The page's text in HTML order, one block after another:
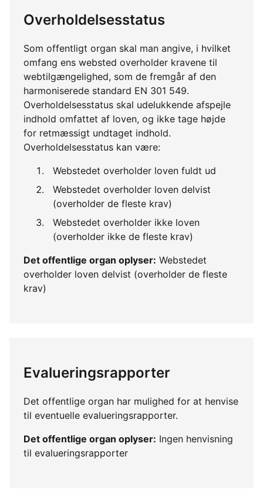
Overholdelsesstatus
Som offentligt organ skal man angive, i hvilket
omfang ens websted overholder kravene til
webtilgængelighed, som de fremgår af den
harmoniserede standard EN 301 549.
Overholdelsesstatus skal udelukkende afspejle
indhold omfattet af loven, og ikke tage højde
for retmæssigt undtaget indhold.
Overholdelsesstatus kan være:
Webstedet overholder loven fuldt ud
Webstedet overholder loven delvist
(overholder de fleste krav)
Webstedet overholder ikke loven
(overholder ikke de fleste krav)
Det offentlige organ oplyser: Webstedet
overholder loven delvist (overholder de fleste
krav)
Evalueringsrapporter
Det offentlige organ har mulighed for at henvise
til eventuelle evalueringsrapporter.
Det offentlige organ oplyser: Ingen henvisning
til evalueringsrapporter